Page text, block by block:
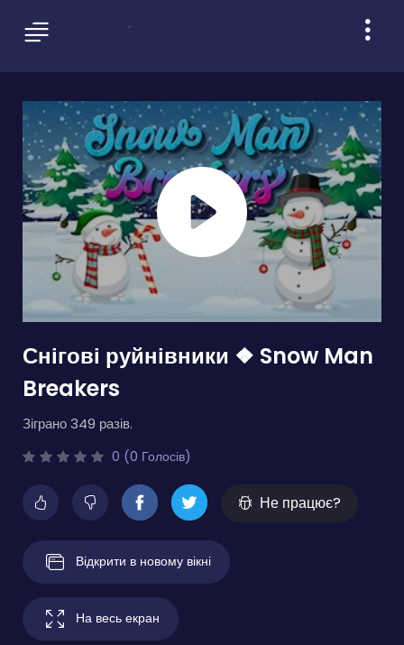
Снігові руйнівники ❖ Snow Man
Breakers
Зіграно 349 разів.
0 (0 Голосів)
Не працює?
Відкрити в новому вікні
На весь екран